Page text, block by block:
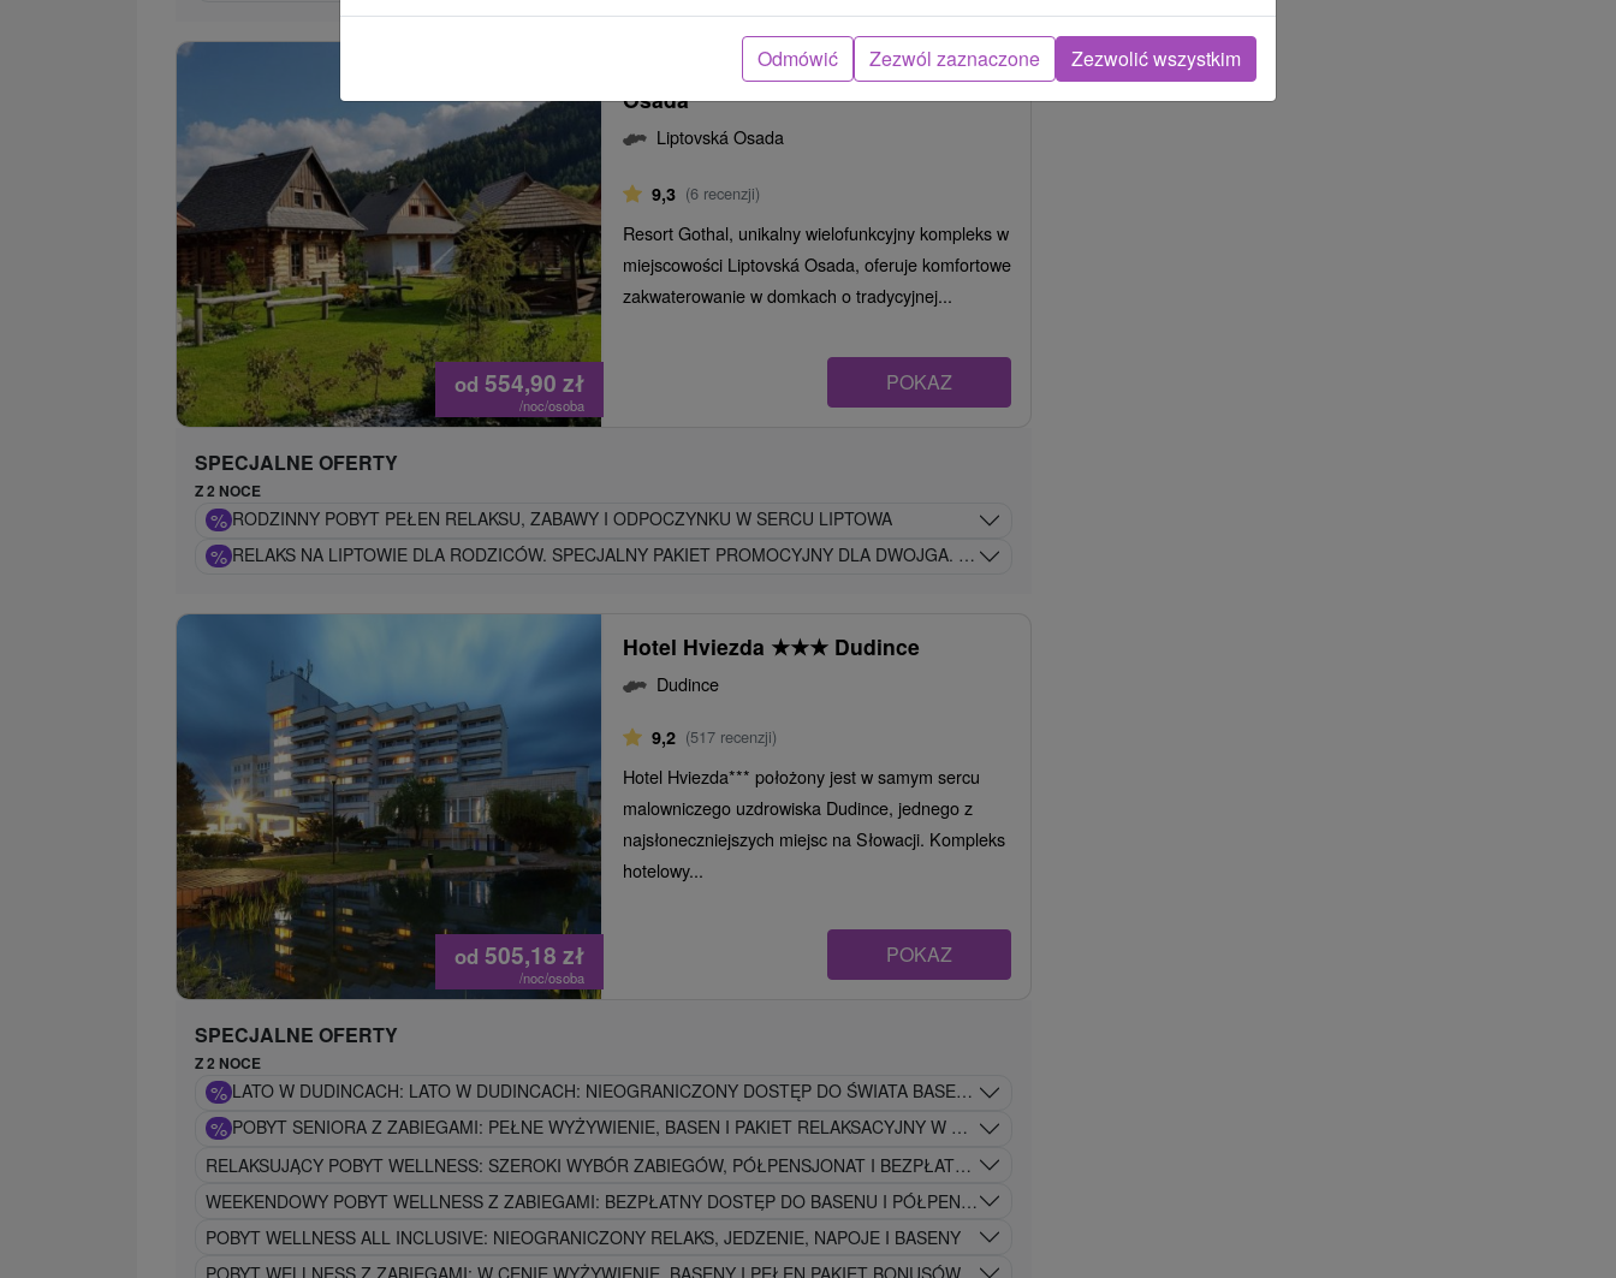
od 554,90 zł
/noc/osoba
Gothal Resort★★★Liptowska
Osada
Liptovská Osada
9,3 (6 recenzji)
Resort Gothal, unikalny wielofunkcyjny kompleks w
miejscowości Liptovská Osada, oferuje komfortowe
zakwaterowanie w domkach o tradycyjnej...
POKAZ
SPECJALNE OFERTY
Z 2 NOCE
% RODZINNY POBYT PEŁEN RELAKSU, ZABAWY I ODPOCZYNKU W SERCU LIPTOWA
% RELAKS NA LIPTOWIE DLA RODZICÓW. SPECJALNY PAKIET PROMOCYJNY DLA DWOJGA. RELAKS RODZICIELSKI GOLD
od 505,18 zł
/noc/osoba
Hotel Hviezda ★★★ Dudince
Dudince
9,2 (517 recenzji)
Hotel Hviezda*** położony jest w samym sercu
malowniczego uzdrowiska Dudince, jednego z
najsłoneczniejszych miejsc na Słowacji. Kompleks
hotelowy...
POKAZ
SPECJALNE OFERTY
Z 2 NOCE
% LATO W DUDINCACH: LATO W DUDINCACH: NIEOGRANICZONY DOSTĘP DO ŚWIATA BASENÓW I SAUN
% POBYT SENIORA Z ZABIEGAMI: PEŁNE WYŻYWIENIE, BASEN I PAKIET RELAKSACYJNY W CENIE
RELAKSUJĄCY POBYT WELLNESS: SZEROKI WYBÓR ZABIEGÓW, PÓŁPENSJONAT I BEZPŁATNY DOSTĘP DO BASENÓW
WEEKENDOWY POBYT WELLNESS Z ZABIEGAMI: BEZPŁATNY DOSTĘP DO BASENU I PÓŁPENSJONAT
POBYT WELLNESS ALL INCLUSIVE: NIEOGRANICZONY RELAKS, JEDZENIE, NAPOJE I BASENY
POBYT WELLNESS Z ZABIEGAMI: W CENIE WYŻYWIENIE, BASENY I PEŁEN PAKIET BONUSÓW
Odmówić Zezwól zaznaczone Zezwolić wszystkim